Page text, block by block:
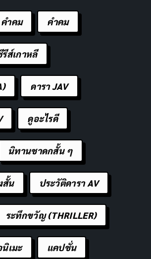
คำคม คําคม
ส์เกาหลี
ดารา JAV
ดูอะไรดี
นิทานชาดกสั้น ๆ
สั้น ประวัติดารา AV
ระทึกขวัญ (THRILLER)
นิเมะ แคปชั่น